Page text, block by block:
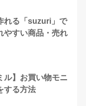
れる「suzuri」で
やすい商品・売れ
ル】お買い物モニ
する方法